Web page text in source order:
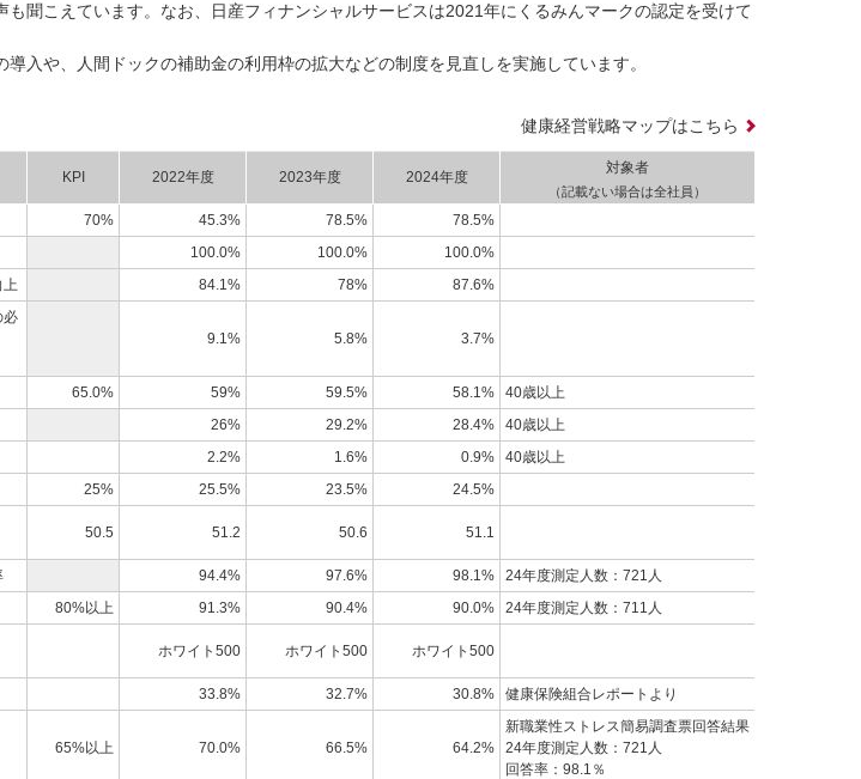
聞こえています。なお、日産フィナンシャルサービスは2021年にくるみんマークの認定を受けて
入や、人間ドックの補助金の利用枠の拡大などの制度を見直しを実施しています。
健康経営戦略マップはこちら
KPI 2022年度 2023年度 2024年度
対象者
（記載ない場合は全社員）
70% 45.3% 78.5%
78.5%
100.0% 100.0%
100.0%
上
84.1% 78%
87.6%
必
9.1% 5.8% 3.7%
65.0% 59% 59.5% 58.1%
40歳以上
26% 29.2% 28.4%
40歳以上
2.2% 1.6% 0.9%
40歳以上
25% 25.5% 23.5% 24.5%
50.5 51.2 50.6 51.1
94.4% 97.6% 98.1% 24年度測定人数：721人
80%以上 91.3% 90.4% 90.0%
24年度測定人数：711人
ホワイト500 ホワイト500 ホワイト500
33.8% 32.7% 30.8% 健康保険組合レポートより
65%以上 70.0% 66.5% 64.2%
新職業性ストレス簡易調査票回答結果
24年度測定人数：721人
回答率：98.1％